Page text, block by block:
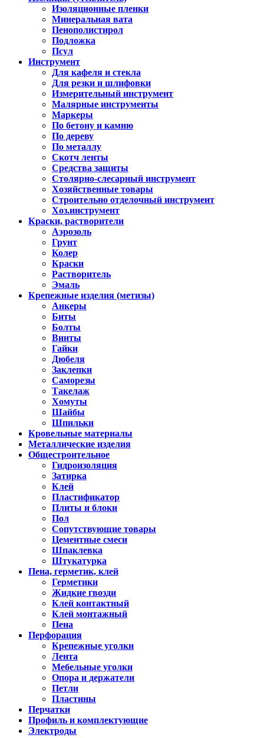
Изоляционные пленки
Минеральная вата
Пенополистирол
Подложка
Псул
Инструмент
Для кафеля и стекла
Для резки и шлифовки
Измерительный инструмент
Малярные инструменты
Маркеры
По бетону и камню
По дереву
По металлу
Скотч ленты
Средства защиты
Столярно-слесарный инструмент
Хозяйственные товары
Строительно отделочный инструмент
Хоз.инструмент
Краски, растворители
Аэрозоль
Грунт
Колер
Краски
Растворитель
Эмаль
Крепежные изделия (метизы)
Анкеры
Биты
Болты
Винты
Гайки
Дюбеля
Заклепки
Саморезы
Такелаж
Хомуты
Шайбы
Шпильки
Кровельные материалы
Металлические изделия
Общестроительное
Гидроизоляция
Затирка
Клей
Пластификатор
Плиты и блоки
Пол
Сопутствующие товары
Цементные смеси
Шпаклевка
Штукатурка
Пена, герметик, клей
Герметики
Жидкие гвозди
Клей контактный
Клей монтажный
Пена
Перфорация
Крепежные уголки
Лента
Мебельные уголки
Опора и держатели
Петли
Пластины
Перчатки
Профиль и комплектующие
Электроды